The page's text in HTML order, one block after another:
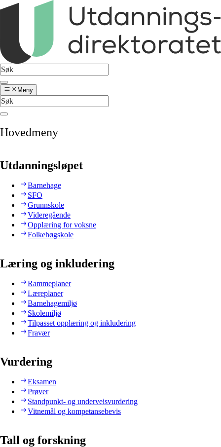
Meny
Hovedmeny
Utdanningsløpet
Barnehage
SFO
Grunnskole
Videregående
Opplæring for voksne
Folkehøgskole
Læring og inkludering
Rammeplaner
Læreplaner
Barnehagemiljø
Skolemiljø
Tilpasset opplæring og inkludering
Fravær
Vurdering
Eksamen
Prøver
Standpunkt- og underveisvurdering
Vitnemål og kompetansebevis
Tall og forskning